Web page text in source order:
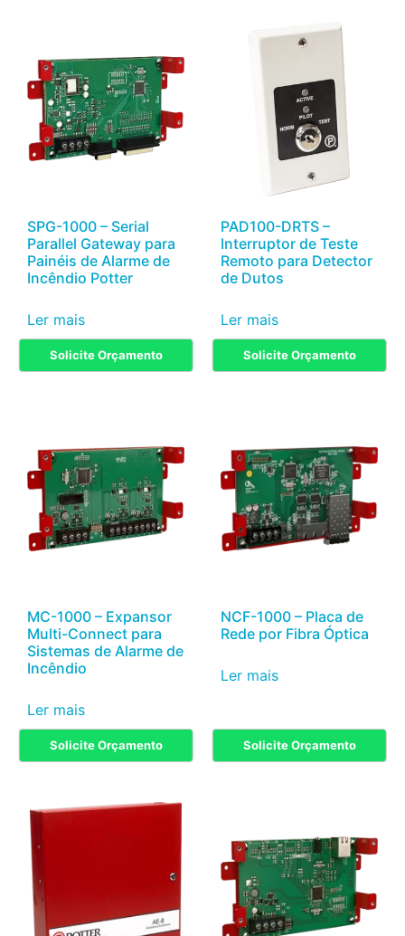
SPG-1000 – Serial
Parallel Gateway para
Painéis de Alarme de
Incêndio Potter
Solicite Orçamento
Ler mais
PAD100-DRTS –
Interruptor de Teste
Remoto para Detector
de Dutos
Solicite Orçamento
Ler mais
MC-1000 – Expansor
Multi-Connect para
Sistemas de Alarme de
Incêndio
Solicite Orçamento
Ler mais
NCF-1000 – Placa de
Rede por Fibra Óptica
Solicite Orçamento
Ler mais